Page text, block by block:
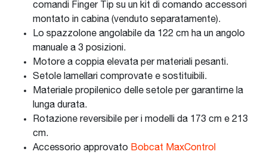
comandi Finger Tip su un kit di comando accessori
montato in cabina (venduto separatamente).
Lo spazzolone angolabile da 122 cm ha un angolo
manuale a 3 posizioni.
Motore a coppia elevata per materiali pesanti.
Setole lamellari comprovate e sostituibili.
Materiale propilenico delle setole per garantirne la
lunga durata.
Rotazione reversibile per i modelli da 173 cm e 213
cm.
Accessorio approvato Bobcat MaxControl